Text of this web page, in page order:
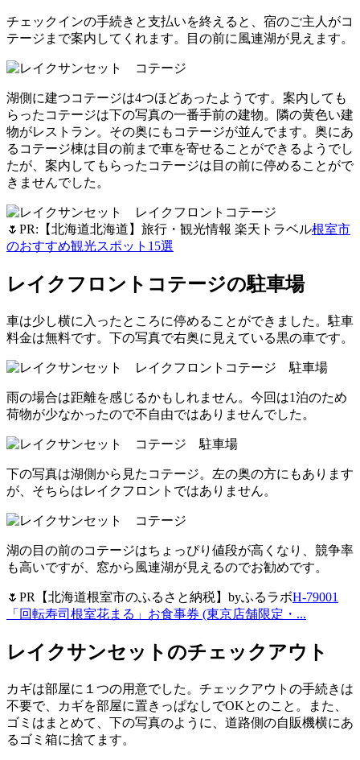
チェックインの手続きと支払いを終えると、宿のご主人がコ
テージまで案内してくれます。目の前に風連湖が見えます。
湖側に建つコテージは4つほどあったようです。案内しても
らったコテージは下の写真の一番手前の建物。隣の黄色い建
物がレストラン。その奥にもコテージが並んでます。奥にあ
るコテージ棟は目の前まで車を寄せることができるようでし
たが、案内してもらったコテージは目の前に停めることがで
きませんでした。
🌷PR:【北海道北海道】旅行・観光情報 楽天トラベル根室市
のおすすめ観光スポット15選
レイクフロントコテージの駐車場
車は少し横に入ったところに停めることができました。駐車
料金は無料です。下の写真で右奥に見えている黒の車です。
雨の場合は距離を感じるかもしれません。今回は1泊のため
荷物が少なかったので不自由ではありませんでした。
下の写真は湖側から見たコテージ。左の奥の方にもあります
が、そちらはレイクフロントではありません。
湖の目の前のコテージはちょっぴり値段が高くなり、競争率
も高いですが、窓から風連湖が見えるのでお勧めです。
🌷PR【北海道根室市のふるさと納税】byふるラボH-79001
「回転寿司根室花まる」お食事券 (東京店舗限定・...
レイクサンセットのチェックアウト
カギは部屋に１つの用意でした。チェックアウトの手続きは
不要で、カギを部屋に置きっぱなしでOKとのこと。また、
ゴミはまとめて、下の写真のように、道路側の自販機横にあ
るゴミ箱に捨てます。